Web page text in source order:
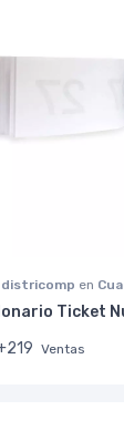
districomp en
Ticket
Ventas